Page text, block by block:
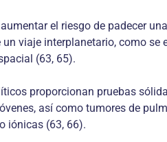
el riesgo de padecer
viaje inter­planetario, como se
(63, 65).
proporcionan pruebas
así como tumores de
iónicas (63, 66).